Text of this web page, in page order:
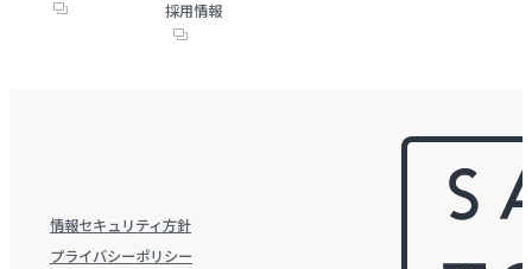
採用情報
情報セキュリティ方針
プライバシーポリシー